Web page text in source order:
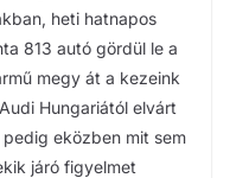
heti hatnapos
813 autó gördül le a
megy át a kezeink
Hungariától elvárt
eközben mit sem
járó figyelmet